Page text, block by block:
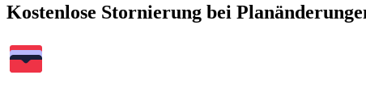
Kostenlose Stornierung bei